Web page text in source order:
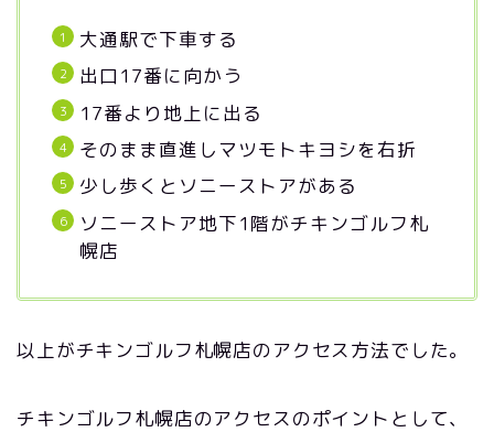
大通駅で下車する
出口17番に向かう
17番より地上に出る
そのまま直進しマツモトキヨシを右折
少し歩くとソニーストアがある
ソニーストア地下1階がチキンゴルフ札
幌店
以上がチキンゴルフ札幌店のアクセス方法でした。
チキンゴルフ札幌店のアクセスのポイントとして、